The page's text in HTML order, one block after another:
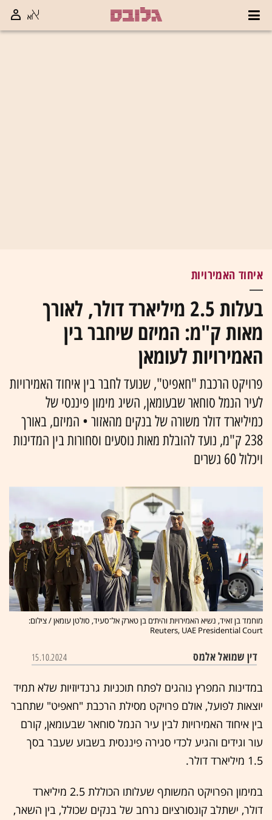
איחוד האמירויות
בעלות 2.5 מיליארד דולר, לאורך
מאות ק"מ: המיזם שיחבר בין
האמירויות לעומאן
פרויקט הרכבת "חאפיט", שנועד לחבר בין איחוד האמירויות
לעיר הנמל סוחאר שבעומאן, השיג מימון פיננסי של
כמיליארד דולר משורה של בנקים מהאזור • המיזם, באורך
238 ק"מ, נועד להובלת מאות נוסעים וסחורות בין המדינות
ויכלול 60 גשרים
מוחמד בן זאיד, נשיא האמירויות והית׳ם בן טארק אל־סעיד, סולטן עומאן / צילום:
Reuters, UAE Presidential Court
דין שמואל אלמס 15.10.2024
במדינות המפרץ נוהגים לפתח תוכניות גרנדיוזיות שלא תמיד
יוצאות לפועל, אולם פרויקט מסילת הרכבת "חאפיט" שתחבר
בין איחוד האמירויות לבין עיר הנמל סוחאר שבעומאן, קורם
עור וגידים והגיע לכדי סגירה פיננסית בשבוע שעבר בסך
1.5 מיליארד דולר.
במימון הפרויקט המשותף שעלותו הכוללת 2.5 מיליארד
דולר, ישתלב קונסורציום נרחב של בנקים שכולל, בין השאר,